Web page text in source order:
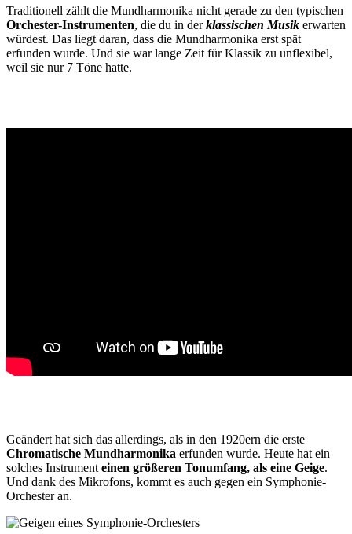
Traditionell zählt die Mundharmonika nicht gerade zu den typischen
Orchester-Instrumenten, die du in derklassischen Musik erwarten
würdest. Das liegt daran, dass die Mundharmonika erst spät
erfunden wurde. Und sie war lange Zeit für Klassik zu unflexibel,
weil sie nur 7 Töne hatte.
Geändert hat sich das allerdings, als in den 1920ern die erste
Chromatische Mundharmonika erfunden wurde. Heute hat ein
solches Instrument einen größeren Tonumfang, als eine Geige.
Und dank des Mikrofons, kommt es auch gegen ein Symphonie-
Orchester an.